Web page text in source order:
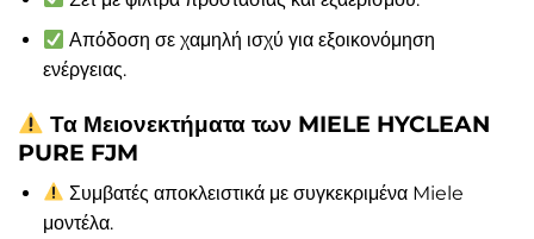
Απόδοση σε χαμηλή ισχύ για εξοικονόμηση
ενέργειας.
Τα Μειονεκτήματα των MIELE HYCLEAN
PURE FJM
Συμβατές αποκλειστικά με συγκεκριμένα Miele
μοντέλα.